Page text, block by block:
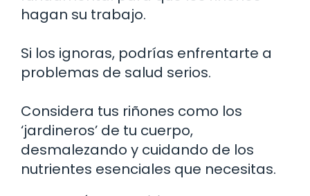
hagan su trabajo.
Si los ignoras, podrías enfrentarte a
problemas de salud serios.
Considera tus riñones como los
‘jardineros’ de tu cuerpo,
desmalezando y cuidando de los
nutrientes esenciales que necesitas.